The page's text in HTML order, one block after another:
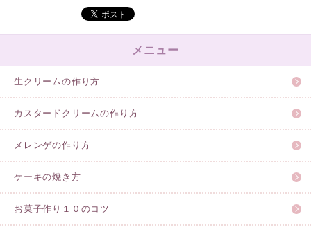
メニュー
生クリームの作り方
カスタードクリームの作り方
メレンゲの作り方
ケーキの焼き方
お菓子作り１０のコツ